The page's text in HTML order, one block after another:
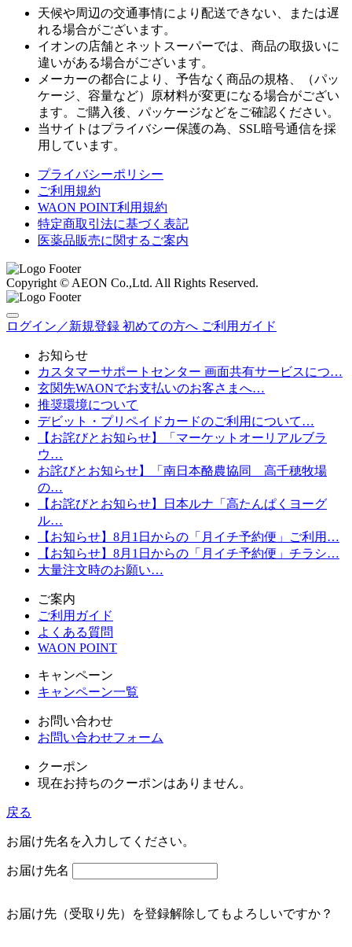
天候や周辺の交通事情により配送できない、または遅
れる場合がございます。
イオンの店舗とネットスーパーでは、商品の取扱いに
違いがある場合がございます。
メーカーの都合により、予告なく商品の規格、（パッ
ケージ、容量など）原材料が変更になる場合がござい
ます。ご購入後、パッケージなどをご確認ください。
当サイトはプライバシー保護の為、SSL暗号通信を採
用しています。
プライバシーポリシー
ご利用規約
WAON POINT利用規約
特定商取引法に基づく表記
医薬品販売に関するご案内
Copyright © AEON Co.,Ltd. All Rights Reserved.
ログイン／新規登録 初めての方へ ご利用ガイド
お知らせ
カスタマーサポートセンター 画面共有サービスにつ…
玄関先WAONでお支払いのお客さまへ…
推奨環境について
デビット・プリペイドカードのご利用について…
【お詫びとお知らせ】「マーケットオーリアルブラ
ウ…
お詫びとお知らせ】「南日本酪農協同 高千穂牧場
の…
【お詫びとお知らせ】日本ルナ「高たんぱくヨーグ
ル…
【お知らせ】8月1日からの「月イチ予約便」ご利用…
【お知らせ】8月1日からの「月イチ予約便」チラシ…
大量注文時のお願い…
ご案内
ご利用ガイド
よくある質問
WAON POINT
キャンペーン
キャンペーン一覧
お問い合わせ
お問い合わせフォーム
クーポン
現在お持ちのクーポンはありません。
戻る
お届け先名を入力してください。
お届け先名
お届け先（受取り先）を登録解除してもよろしいですか？